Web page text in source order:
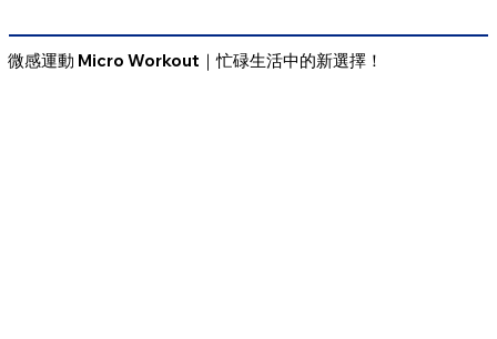
微感運動 Micro Workout｜忙碌生活中的新選擇！